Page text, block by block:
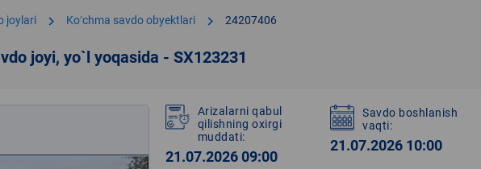
joylari chevron_right Koʻchma savdo obyektlari chevron_right 24207406
joyi, yo`l yoqasida - SX123231
Arizalarni qabul
qilishning oxirgi
muddati:
21.07.2026 09:00
Savdo boshlanish
vaqti:
21.07.2026 10:00